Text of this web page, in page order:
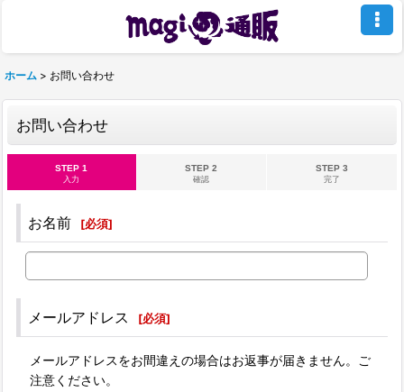
ホーム > お問い合わせ
お問い合わせ
STEP 1
入力
STEP 2
確認
STEP 3
完了
お名前 [必須]
メールアドレス [必須]
メールアドレスをお間違えの場合はお返事が届きません。ご
注意ください。